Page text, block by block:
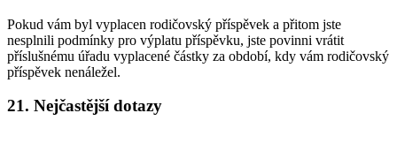
Pokud vám byl vyplacen rodičovský příspěvek a přitom jste
nesplnili podmínky pro výplatu příspěvku, jste povinni vrátit
příslušnému úřadu vyplacené částky za období, kdy vám rodičovský
příspěvek nenáležel.
21. Nejčastější dotazy